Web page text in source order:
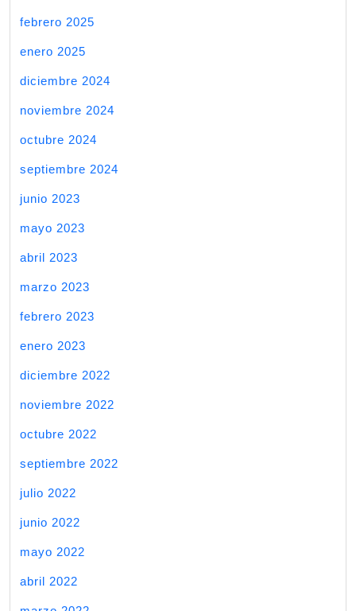
febrero 2025
enero 2025
diciembre 2024
noviembre 2024
octubre 2024
septiembre 2024
junio 2023
mayo 2023
abril 2023
marzo 2023
febrero 2023
enero 2023
diciembre 2022
noviembre 2022
octubre 2022
septiembre 2022
julio 2022
junio 2022
mayo 2022
abril 2022